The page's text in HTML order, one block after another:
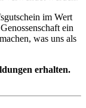
im Wert
ein
was uns als
erhalten.